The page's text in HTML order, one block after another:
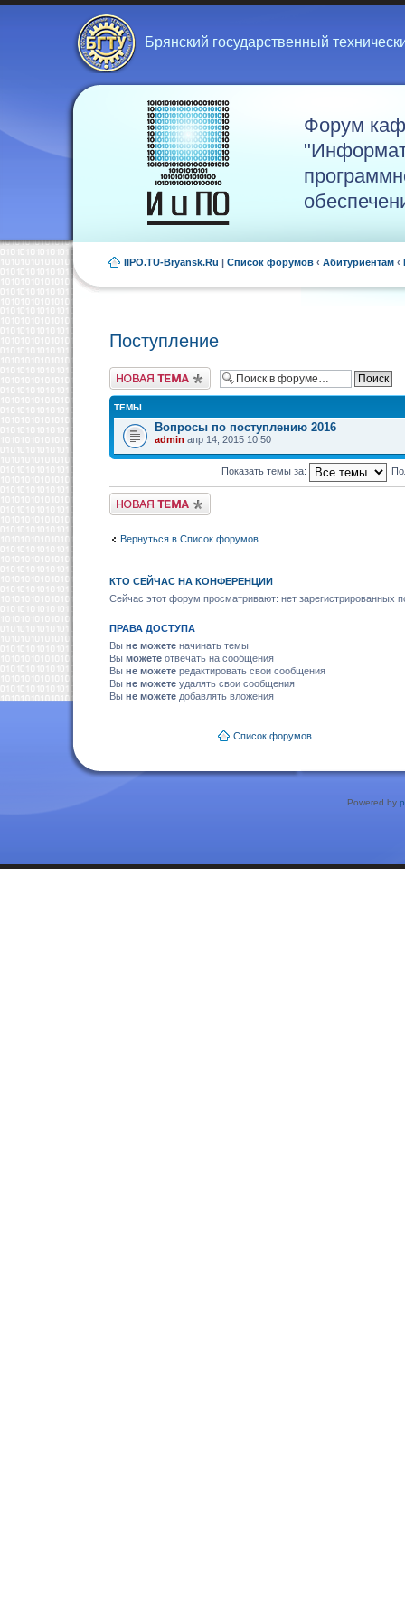
Брянский государственный
Форум
IIPO.TU-Bryansk.Ru | Список форумов ‹ Абитуриентам ‹
Поступление
Новая тема
ТЕМЫ
Вопросы по поступлению 2016
admin апр 14, 2015 10:50
Показать темы за:
Новая тема
Вернуться в Список форумов
КТО СЕЙЧАС НА КОНФЕРЕНЦИИ
Сейчас этот форум просматривают: нет зарегистрированных
ПРАВА ДОСТУПА
Вы не можете начинать темы
Вы можете отвечать на сообщения
Вы не можете редактировать свои сообщения
Вы не можете удалять свои сообщения
Вы не можете добавлять вложения
Список форумов
Powered by